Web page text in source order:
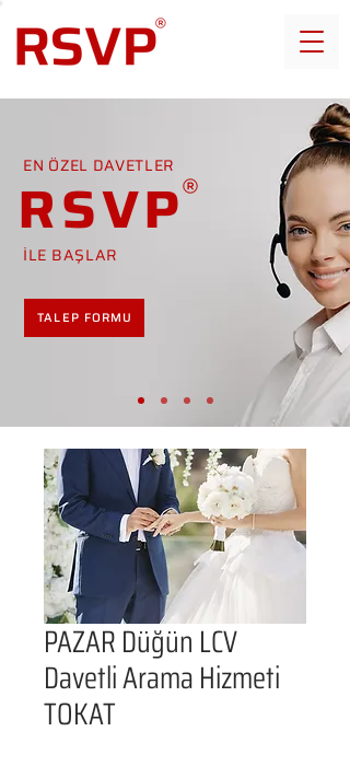
EN ÖZEL DAVETLER
RSVP
İLE BAŞLAR
TALEP FORMU
PAZAR Düğün LCV
Davetli Arama Hizmeti
TOKAT